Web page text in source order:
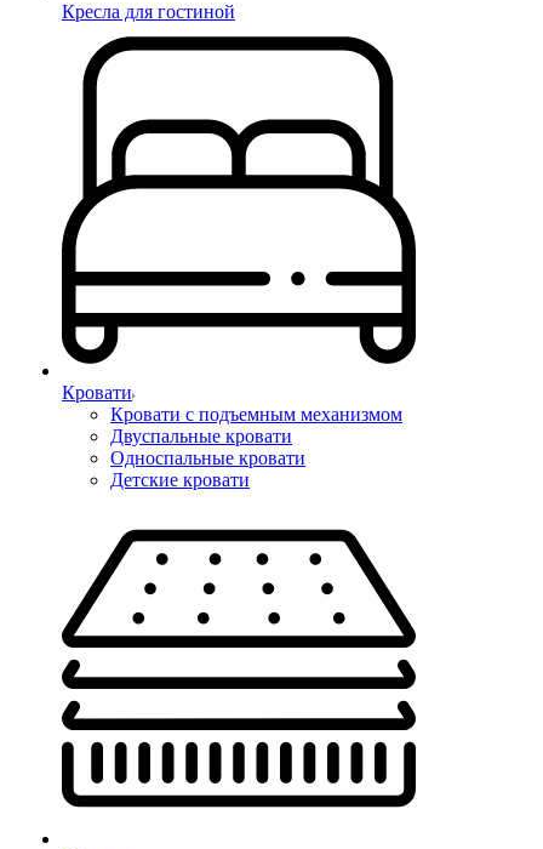
Кресла для гостиной
Кровати
Кровати с подъемным механизмом
Двуспальные кровати
Односпальные кровати
Детские кровати